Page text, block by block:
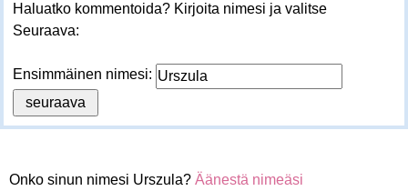
Haluatko kommentoida? Kirjoita nimesi ja valitse
Seuraava:
Ensimmäinen nimesi:
Onko sinun nimesi Urszula? Äänestä nimeäsi